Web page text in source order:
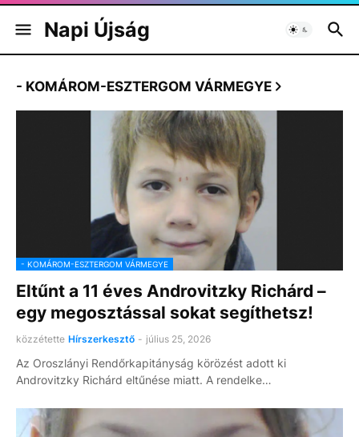
Napi Újság
- KOMÁROM-ESZTERGOM VÁRMEGYE
- KOMÁROM-ESZTERGOM VÁRMEGYE
Eltűnt a 11 éves Androvitzky Richárd –
egy megosztással sokat segíthetsz!
közzétette Hírszerkesztő - július 25, 2026
Az Oroszlányi Rendőrkapitányság körözést adott ki
Androvitzky Richárd eltűnése miatt. A rendelke…